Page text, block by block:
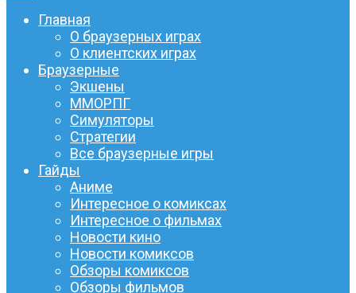
Главная
О браузерных играх
О клиентских играх
Браузерные
Экшены
ММОРПГ
Симуляторы
Стратегии
Все браузерные игры
Гайды
Аниме
Интересное о комиксах
Интересное о фильмах
Новости кино
Новости комиксов
Обзоры комиксов
Обзоры фильмов